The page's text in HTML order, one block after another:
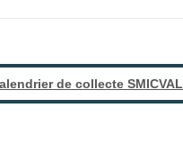
de collecte SMICVAL